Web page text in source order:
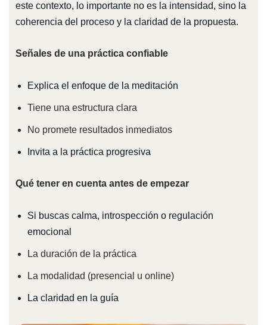
este contexto, lo importante no es la intensidad, sino la
coherencia del proceso y la claridad de la propuesta.
Señales de una práctica confiable
Explica el enfoque de la meditación
Tiene una estructura clara
No promete resultados inmediatos
Invita a la práctica progresiva
Qué tener en cuenta antes de empezar
Si buscas calma, introspección o regulación
emocional
La duración de la práctica
La modalidad (presencial u online)
La claridad en la guía